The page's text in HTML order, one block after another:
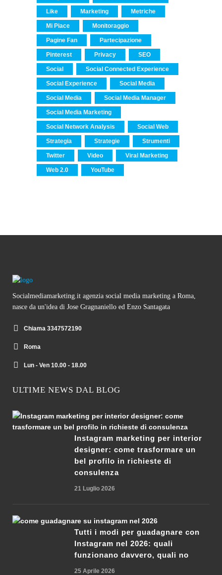
Like Marketing Metriche
Mi Piace Monitoraggio
Pagine Fan Partecipazione
Pinterest Privacy SEO
Social Social Connected Experience
Social Experience Social Media
Social Media Social Media Manager
Social Media Marketing
Social Network Analysis Social Web
Strategia Strategie Strumenti
Twitter Video Viral Marketing
Web 2.0 YouTube
Socialmediamarketing.it agenzia social media marketing a Roma,
nasce da un'idea di Jose Gragnaniello ed Enzo Santagata
Chiama 3347572190
Roma
Lun - Ven 10.00 - 18.00
ULTIME NEWS DAL BLOG
Instagram marketing per interior
designer: come trasformare un
bel profilo in richieste di
consulenza
21 Luglio 2026
Tutti i modi per guadagnare con
Instagram nel 2026: quali
funzionano davvero, quali no
25 Aprile 2026